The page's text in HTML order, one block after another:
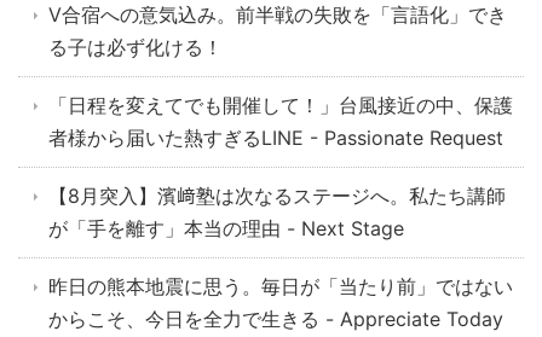
V合宿への意気込み。前半戦の失敗を「言語化」でき
る子は必ず化ける！
「日程を変えてでも開催して！」台風接近の中、保護
者様から届いた熱すぎるLINE - Passionate Request
【8月突入】濱﨑塾は次なるステージへ。私たち講師
が「手を離す」本当の理由 - Next Stage
昨日の熊本地震に思う。毎日が「当たり前」ではない
からこそ、今日を全力で生きる - Appreciate Today